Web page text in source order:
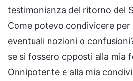
testimonianza del ritorno del
Come potevo condividere per
eventuali nozioni o
se si fossero opposti alla mia
Onnipotente e alla mia